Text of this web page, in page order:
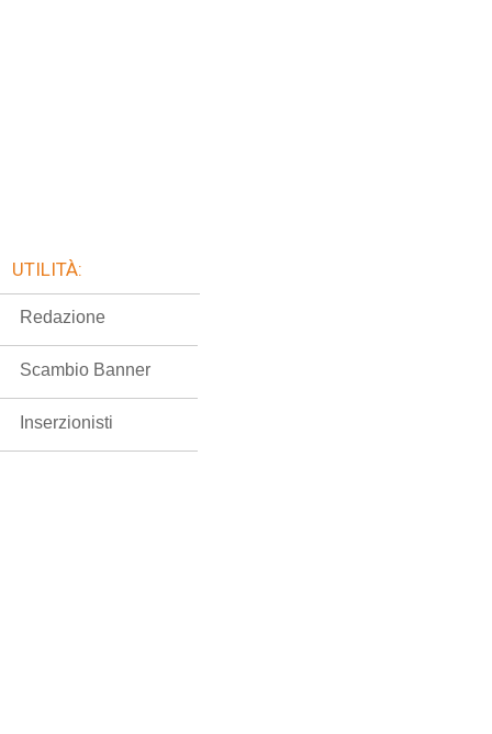
UTILITÀ:
Redazione
Scambio Banner
Inserzionisti